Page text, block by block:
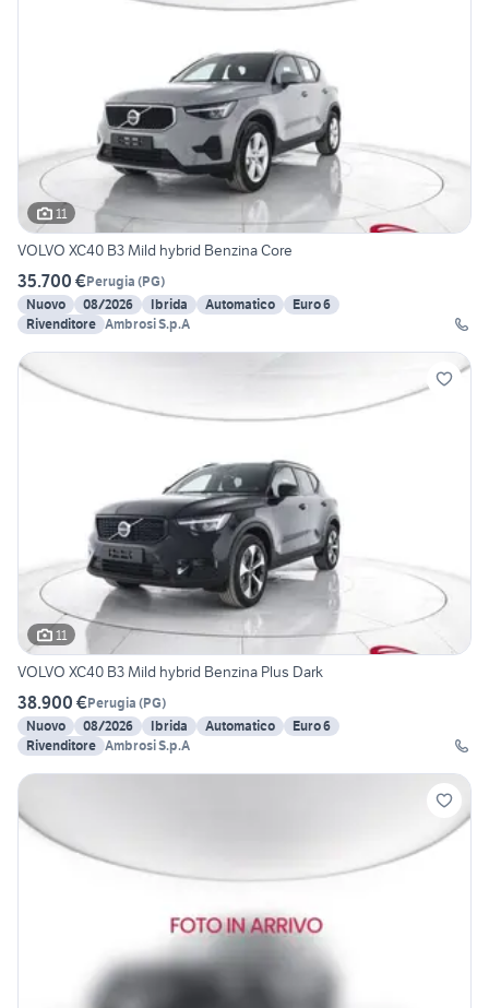
11
VOLVO XC40 B3 Mild hybrid Benzina Core
35.700 €Perugia (PG)
Nuovo
08/2026 Ibrida Automatico
Euro 6
Rivenditore Ambrosi S.p.A
11
VOLVO XC40 B3 Mild hybrid Benzina Plus Dark
38.900 €Perugia (PG)
Nuovo
08/2026 Ibrida Automatico
Euro 6
Rivenditore Ambrosi S.p.A